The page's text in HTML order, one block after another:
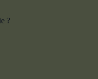
?